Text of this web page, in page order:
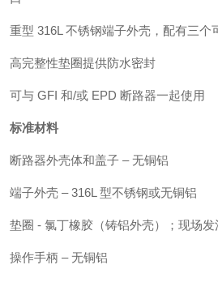
重型 316L 不锈钢端子外壳，配有三个
高完整性垫圈提供防水密封
可与 GFI 和/或 EPD 断路器一起使用
标准材料
断路器外壳体和盖子 – 无铜铝
端子外壳 – 316L 型不锈钢或无铜铝
垫圈 - 氯丁橡胶（铸铝外壳）；现场发
操作手柄 – 无铜铝